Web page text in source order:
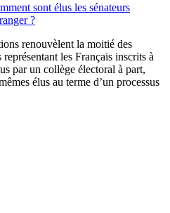
sont élus les sénateurs
?
renouvèlent la moitié des
les Français inscrits à
par un collège électoral à part,
élus au terme d’un processus